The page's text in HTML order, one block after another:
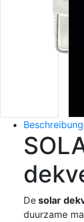
Beschreibung
De solar
duurzame